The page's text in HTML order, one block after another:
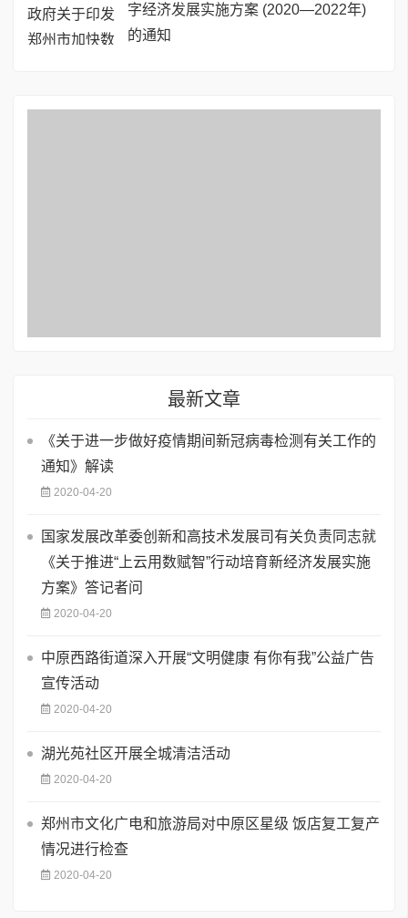
字经济发展实施方案 (2020—2022年)
的通知
最新文章
《关于进一步做好疫情期间新冠病毒检测有关工作的
通知》解读
2020-04-20
国家发展改革委创新和高技术发展司有关负责同志就
《关于推进“上云用数赋智”行动培育新经济发展实施
方案》答记者问
2020-04-20
中原西路街道深入开展“文明健康 有你有我”公益广告
宣传活动
2020-04-20
湖光苑社区开展全城清洁活动
2020-04-20
郑州市文化广电和旅游局对中原区星级 饭店复工复产
情况进行检查
2020-04-20